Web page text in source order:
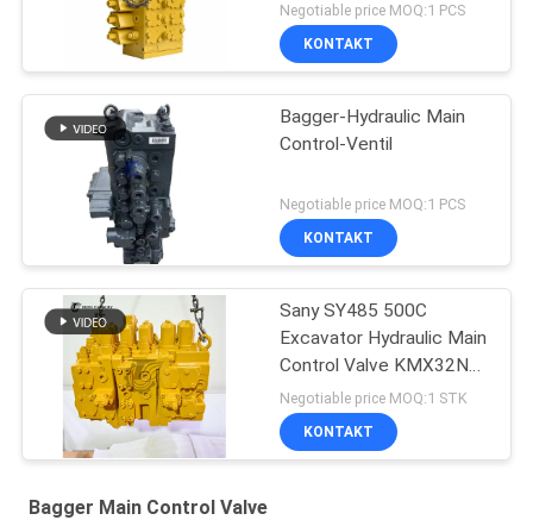
Negotiable price MOQ:1 PCS
KONTAKT
Bagger-Hydraulic Main
Control-Ventil
Negotiable price MOQ:1 PCS
KONTAKT
Sany SY485 500C
Excavator Hydraulic Main
Control Valve KMX32NA
High Quality
Negotiable price MOQ:1 STK
KONTAKT
Bagger Main Control Valve